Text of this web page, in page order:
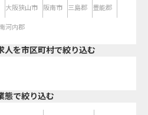
大阪狭山市 阪南市 三島郡 豊能郡
河内郡
人を市区町村で絞り込む
態で絞り込む